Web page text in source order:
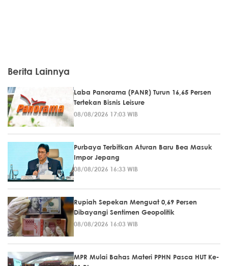
Berita Lainnya
Laba Panorama (PANR) Turun 16,65 Persen
Tertekan Bisnis Leisure
08/08/2026 17:03 WIB
Purbaya Terbitkan Aturan Baru Bea Masuk
Impor Jepang
08/08/2026 16:33 WIB
Rupiah Sepekan Menguat 0,69 Persen
Dibayangi Sentimen Geopolitik
08/08/2026 16:03 WIB
MPR Mulai Bahas Materi PPHN Pasca HUT Ke-